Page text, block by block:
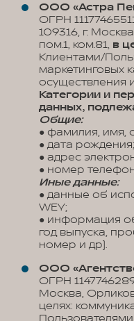
ООО «Астра
ОГРН
109316, г.
пом.1, ком.81, в
Клиентами/
маркетинговых
осуществления
Категории и
данных,
Общие:
● фамилия, имя,
● дата рождения;
● адрес
● номер
Иные данные:
● данные об
WEY;
● информация
год выпуска,
номер и др).
ООО
ОГРН
Москва,
целях: